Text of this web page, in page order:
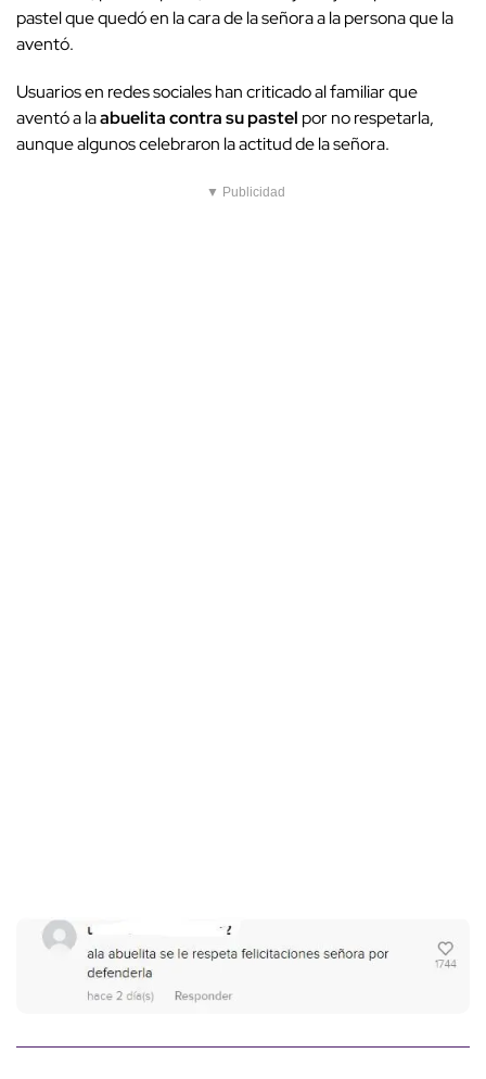
pastel que quedó en la cara de la señora a la persona que la
aventó.
Usuarios en redes sociales han criticado al familiar que
aventó a laabuelita contra su pastel por no respetarla,
aunque algunos celebraron la actitud de la señora.
▼ Publicidad